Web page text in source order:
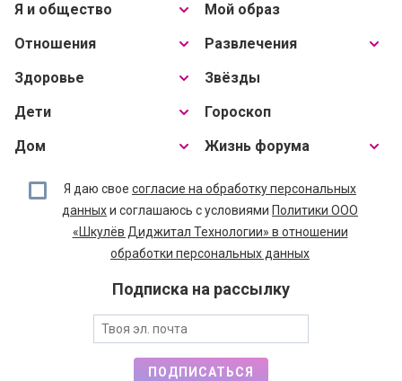
Я и общество
Отношения
Здоровье
Дети
Дом
Мой образ
Развлечения
Звёзды
Гороскоп
Жизнь форума
Я даю свое согласие на обработку персональных
данныхи соглашаюсь с условиями Политики ООО
«Шкулёв Диджитал Технологии» в отношении
обработки персональных данных
Подписка на рассылку
ПОДПИСАТЬСЯ